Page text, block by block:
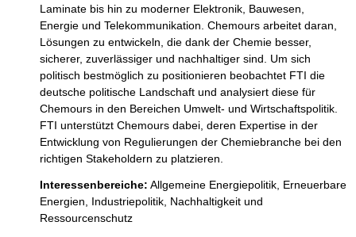
Laminate bis hin zu moderner Elektronik, Bauwesen,
Energie und Telekommunikation. Chemours arbeitet daran,
Lösungen zu entwickeln, die dank der Chemie besser,
sicherer, zuverlässiger und nachhaltiger sind. Um sich
politisch bestmöglich zu positionieren beobachtet FTI die
deutsche politische Landschaft und analysiert diese für
Chemours in den Bereichen Umwelt- und Wirtschaftspolitik.
FTI unterstützt Chemours dabei, deren Expertise in der
Entwicklung von Regulierungen der Chemiebranche bei den
richtigen Stakeholdern zu platzieren.
Interessenbereiche: Allgemeine Energiepolitik, Erneuerbare
Energien, Industriepolitik, Nachhaltigkeit und
Ressourcenschutz